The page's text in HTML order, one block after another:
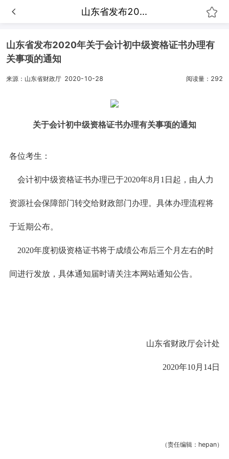
山东省发布20...
山东省发布2020年关于会计初中级资格证书办理有
关事项的通知
来源：山东省财政厅 2020-10-28 阅读量：292
关于会计初中级资格证书办理有关事项的通知
各位考生：
会计初中级资格证书办理已于2020年8月1日起，由人力
资源社会保障部门转交给财政部门办理。具体办理流程将
于近期公布。
2020年度初级资格证书将于成绩公布后三个月左右的时
间进行发放，具体通知届时请关注本网站通知公告。
山东省财政厅会计处
2020年10月14日
（责任编辑：hepan）